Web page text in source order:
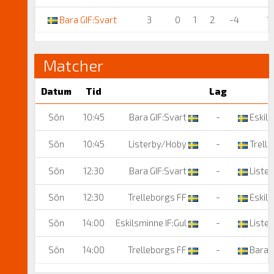
Bara GIF:Svart 3 0 1 2 -4 1
Matcher
Datum Tid Lag
Sön 10:45 Bara GIF:Svart -
Sön 10:45 Listerby/Hoby -
Sön 12:30 Bara GIF:Svart -
Sön 12:30 Trelleborgs FF -
Sön 14:00 Eskilsminne IF:Gul -
Sön 14:00 Trelleborgs FF - Bara